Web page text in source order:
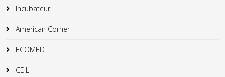
Incubateur
American Corner
ECOMED
CEIL